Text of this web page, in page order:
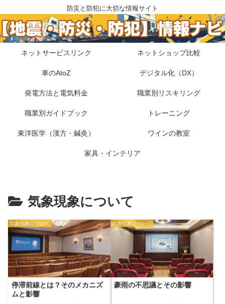
防災と防犯に大切な情報サイト
ネットサービスリンク ネットショップ比較
車のAtoZ デジタル化（DX）
発電方法と電気料金 職業別リスキリング
職業別ガイドブック トレーニング
東洋医学（漢方・鍼灸） ワインの教室
家具・インテリア
気象現象について
気象現象について
停滞前線とは？そのメカニズ
ムと影響
気象現象について
豪雨の不思議とその影響